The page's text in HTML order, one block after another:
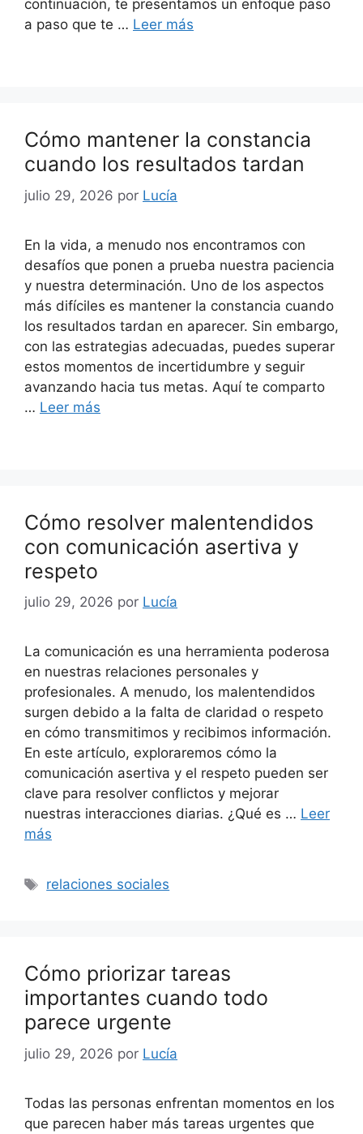
continuación, te presentamos un enfoque paso
a paso que te … Leer más
Cómo mantener la constancia
cuando los resultados tardan
julio 29, 2026 por Lucía
En la vida, a menudo nos encontramos con
desafíos que ponen a prueba nuestra paciencia
y nuestra determinación. Uno de los aspectos
más difíciles es mantener la constancia cuando
los resultados tardan en aparecer. Sin embargo,
con las estrategias adecuadas, puedes superar
estos momentos de incertidumbre y seguir
avanzando hacia tus metas. Aquí te comparto
… Leer más
Cómo resolver malentendidos
con comunicación asertiva y
respeto
julio 29, 2026 por Lucía
La comunicación es una herramienta poderosa
en nuestras relaciones personales y
profesionales. A menudo, los malentendidos
surgen debido a la falta de claridad o respeto
en cómo transmitimos y recibimos información.
En este artículo, exploraremos cómo la
comunicación asertiva y el respeto pueden ser
clave para resolver conflictos y mejorar
nuestras interacciones diarias. ¿Qué es … Leer
más
Etiquetas
relaciones sociales
Cómo priorizar tareas
importantes cuando todo
parece urgente
julio 29, 2026 por Lucía
Todas las personas enfrentan momentos en los
que parecen haber más tareas urgentes que